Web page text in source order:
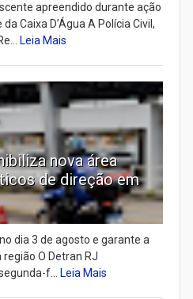
apreendido durante ação
Caixa D’Água A Polícia Civil,
Leia Mais
nova área
de direção em
dia 3 de agosto e garante a
O Detran RJ
f... Leia Mais